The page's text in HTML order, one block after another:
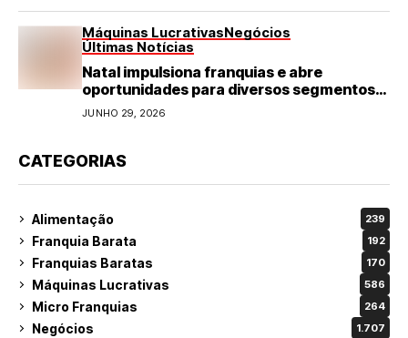
Máquinas LucrativasNegócios
Últimas Notícias
Natal impulsiona franquias e abre
oportunidades para diversos segmentos
do varejo
JUNHO 29, 2026
CATEGORIAS
Alimentação 239
Franquia Barata 192
Franquias Baratas 170
Máquinas Lucrativas 586
Micro Franquias 264
Negócios 1.707